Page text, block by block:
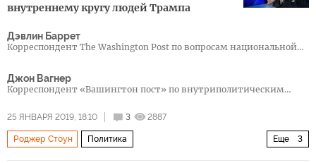
внутреннему кругу людей Трампа
Дэвлин Баррет
Корреспондент The Washington Post по вопросам национальной
Джон Вагнер
Корреспондент «Вашингтон пост» по внутриполитическим
25 ЯНВАРЯ 2019, 18:10 3 2887
Еще 3
Роджер Стоун Политика